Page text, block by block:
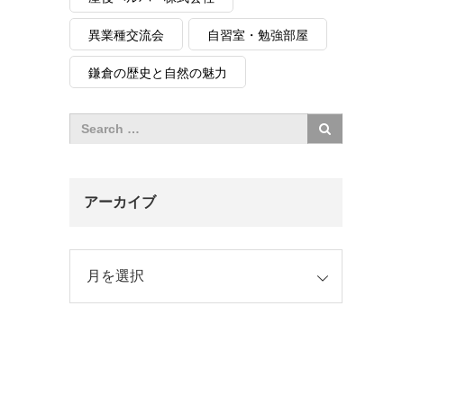
異業種交流会 自習室・勉強部屋
鎌倉の歴史と自然の魅力
アーカイブ